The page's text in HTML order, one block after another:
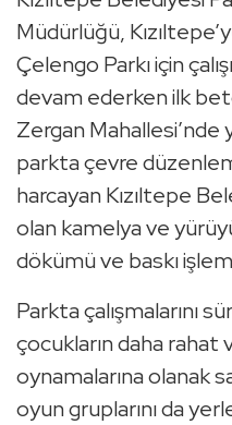
Müdürlüğü,
Çelengo Parkı için
devam ederken ilk
Zergan Mahallesi’nde
parkta çevre
harcayan Kızıltepe
olan kamelya ve
dökümü ve baskı işlemi
Parkta çalışmalarını
çocukların daha
oynamalarına olanak
oyun gruplarını da